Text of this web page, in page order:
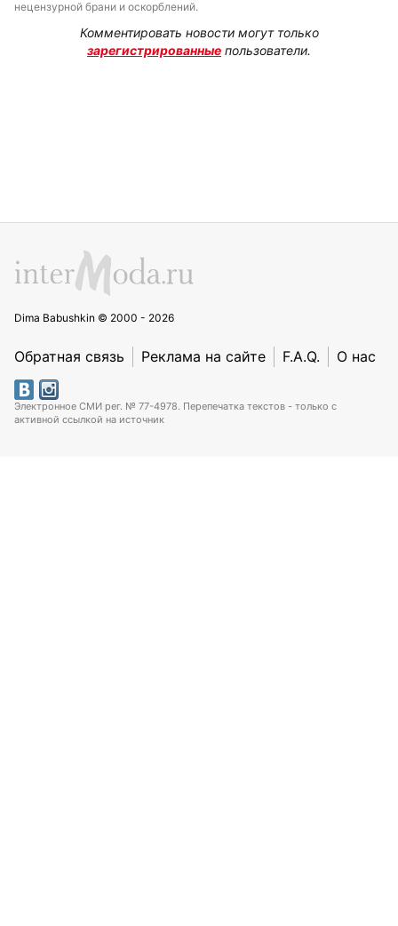
нецензурной брани и оскорблений.
Комментировать новости могут только
зарегистрированные пользователи.
Dima Babushkin © 2000 - 2026
Обратная связь Реклама на сайте F.A.Q. О нас
Электронное СМИ рег. № 77-4978. Перепечатка текстов - только с
активной ссылкой на источник